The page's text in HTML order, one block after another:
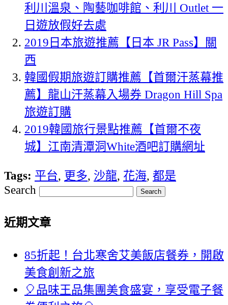
利川溫泉、陶藝咖啡館、利川 Outlet 一
日遊放假好去處
2019日本旅遊推薦【日本 JR Pass】關
西
韓國假期旅遊訂購推薦【首爾汗蒸幕推
薦】龍山汗蒸幕入場券 Dragon Hill Spa
旅遊訂購
2019韓國旅行景點推薦【首爾不夜
城】江南清潭洞White酒吧訂購網址
Tags: 平台, 更多, 沙龍, 花海, 都是
Search
近期文章
85折起！台北寒舍艾美飯店餐券，開啟
美食創新之旅
🎈品味王品集團美食盛宴，享受電子餐